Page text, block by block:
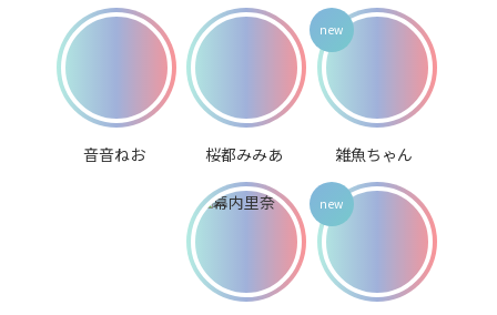
音音ねお 桜都みみあ 雑魚ちゃん